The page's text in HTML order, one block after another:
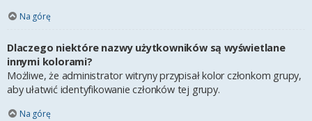
Na górę
Dlaczego niektóre nazwy użytkowników są wyświetlane
innymi kolorami?
Możliwe, że administrator witryny przypisał kolor członkom grupy,
aby ułatwić identyfikowanie członków tej grupy.
Na górę